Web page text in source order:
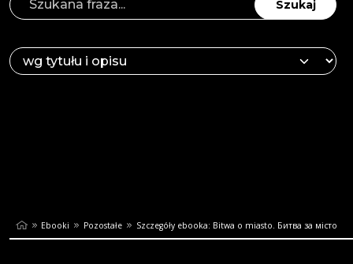
Szukaj
Ebooki Pozostałe Szczegóły ebooka: Bitwa o miasto. Битва за місто